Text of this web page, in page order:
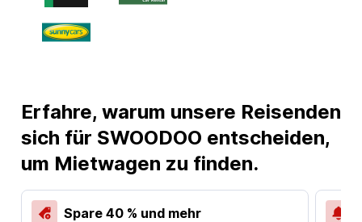
Erfahre, warum unsere Reisenden
sich für SWOODOO entscheiden,
um Mietwagen zu finden.
Spare 40 % und mehr